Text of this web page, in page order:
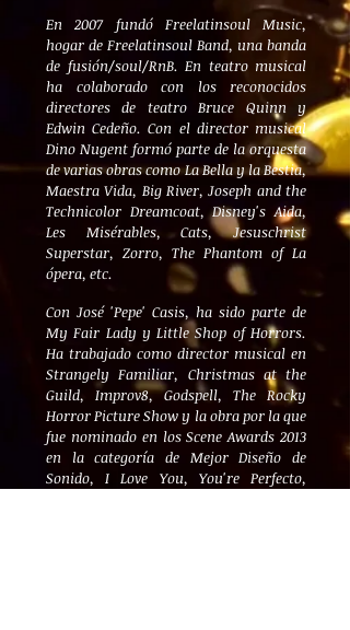
En 2007 fundó Freelatinsoul Music,
hogar de Freelatinsoul Band, una banda
de fusión/soul/RnB. En teatro musical
ha colaborado con los reconocidos
directores de teatro Bruce Quinn y
Edwin Cedeño. Con el director musical
Dino Nugent formó parte de la orquesta
de varias obras como La Bella y la Bestia,
Maestra Vida, Big River, Joseph and the
Technicolor Dreamcoat, Disney's Aida,
Les Misérables, Cats, Jesuschrist
Superstar, Zorro, The Phantom of La
ópera, etc.
Con José 'Pepe' Casis, ha sido parte de
My Fair Lady y Little Shop of Horrors.
Ha trabajado como director musical en
Strangely Familiar, Christmas at the
Guild, Improv8, Godspell, The Rocky
Horror Picture Show y la obra por la que
fue nominado en los Scene Awards 2013
en la categoría de Mejor Diseño de
Sonido, I Love You, You're Perfecto,